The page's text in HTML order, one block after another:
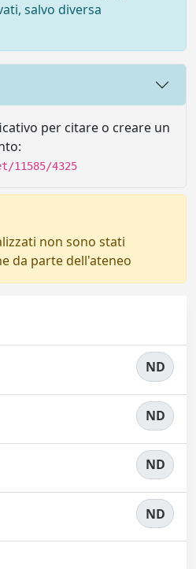
salvo diversa
per citare o creare un
11585/4325
non sono stati
da parte dell'ateneo
ND
ND
ND
ND